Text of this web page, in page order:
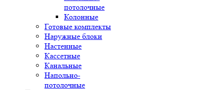
потолочные
Колонные
Готовые комплекты
Наружные блоки
Настенные
Кассетные
Канальные
Напольно-
потолочные